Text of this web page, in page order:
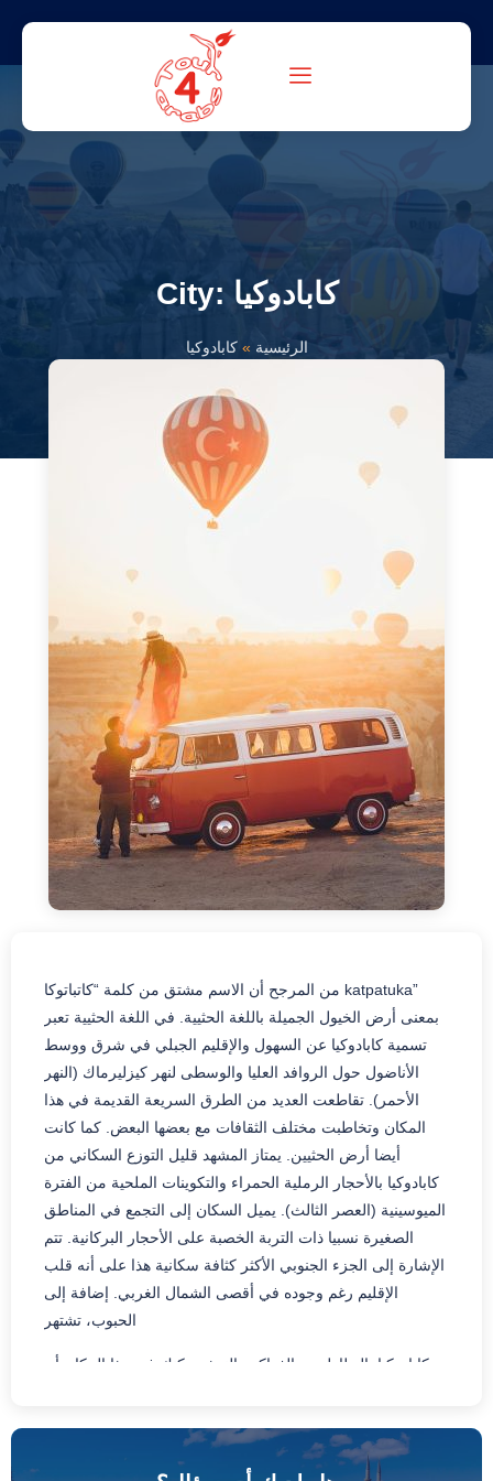
City: كابادوكيا
الرئيسية »كابادوكيا
من المرجح أن الاسم مشتق من كلمة “كاتباتوكا katpatuka”
بمعنى أرض الخيول الجميلة باللغة الحثيية. في اللغة الحثيية تعبر
تسمية كابادوكيا عن السهول والإقليم الجبلي في شرق ووسط
الأناضول حول الروافد العليا والوسطى لنهر كيزليرماك (النهر
الأحمر). تقاطعت العديد من الطرق السريعة القديمة في هذا
المكان وتخاطبت مختلف الثقافات مع بعضها البعض. كما كانت
أيضا أرض الحثيين. يمتاز المشهد قليل التوزع السكاني من
كابادوكيا بالأحجار الرملية الحمراء والتكوينات الملحية من الفترة
الميوسينية (العصر الثالث). يميل السكان إلى التجمع في المناطق
الصغيرة نسبيا ذات التربة الخصبة على الأحجار البركانية. تتم
الإشارة إلى الجزء الجنوبي الأكثر كثافة سكانية هذا على أنه قلب
الإقليم رغم وجوده في أقصى الشمال الغربي. إضافة إلى
الحبوب، تشتهر
كابادوكيا بالبطاطس والفواكه والنبيذ. يمكنك في هذا المكان أن
تاريخ كابادوكيا